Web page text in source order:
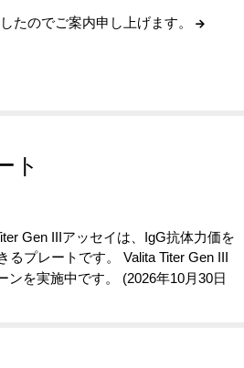
たのでご案内申し上げます。
ト
Gen IIIアッセイは、IgG抗体力価を
プレートです。 Valita Titer Gen III
を実施中です。 (2026年10月30日